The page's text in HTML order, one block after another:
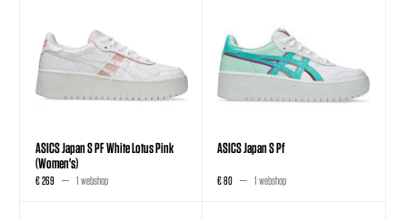
ASICS Japan S PF White Lotus Pink
(Women's)
€ 269 1 webshop
ASICS Japan S Pf
€ 80 1 webshop